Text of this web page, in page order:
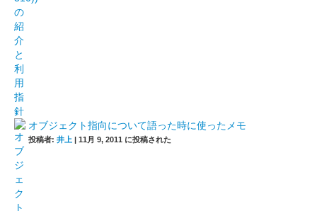
オブジェクト指向について語った時に使ったメモ
投稿者: 井上 11月 9, 2011 に投稿された